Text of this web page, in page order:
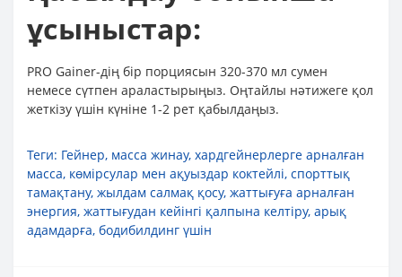
ұсыныстар:
PRO Gainer-дің бір порциясын 320-370 мл сумен
немесе сүтпен араластырыңыз. Оңтайлы нәтижеге қол
жеткізу үшін күніне 1-2 рет қабылдаңыз.
Теги: Гейнер, масса жинау, хардгейнерлерге арналған
масса, көмірсулар мен ақуыздар коктейлі, спорттық
тамақтану, жылдам салмақ қосу, жаттығуға арналған
энергия, жаттығудан кейінгі қалпына келтіру, арық
адамдарға, бодибилдинг үшін